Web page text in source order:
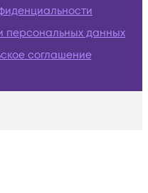
персональных данных
соглашение